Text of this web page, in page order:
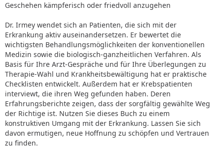
Geschehen kämpferisch oder friedvoll anzugehen
Dr. Irmey wendet sich an Patienten, die sich mit der
Erkrankung aktiv auseinandersetzen. Er bewertet die
wichtigsten Behandlungsmöglichkeiten der konventionellen
Medizin sowie die biologisch-ganzheitlichen Verfahren. Als
Basis für Ihre Arzt-Gespräche und für Ihre Überlegungen zu
Therapie-Wahl und Krankheitsbewältigung hat er praktische
Checklisten entwickelt. Außerdem hat er Krebspatienten
interviewt, die ihren Weg gefunden haben. Deren
Erfahrungsberichte zeigen, dass der sorgfältig gewählte Weg
der Richtige ist. Nutzen Sie dieses Buch zu einem
konstruktiven Umgang mit der Erkrankung. Lassen Sie sich
davon ermutigen, neue Hoffnung zu schöpfen und Vertrauen
zu finden.